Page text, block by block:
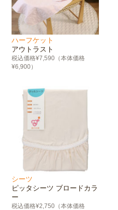
ハーフケット
アウトラスト
税込価格¥7,590（本体価格
¥6,900）
シーツ
ピッタシーツ ブロードカラ
ー
税込価格¥2,750（本体価格